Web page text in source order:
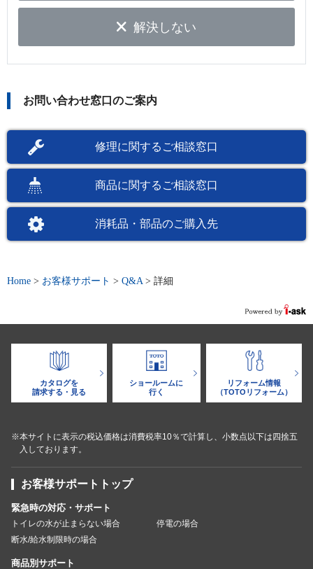
解決しない
お問い合わせ窓口のご案内
修理に関するご相談窓口
商品に関するご相談窓口
消耗品・部品のご購入先
Home > お客様サポート > Q&A > 詳細
カタログを
請求する・見る
ショールームに
行く
リフォーム情報
（TOTOリフォーム）
※本サイトに表示の税込価格は消費税率10％で計算し、小数点以下は四捨五
入しております。
お客様サポートトップ
緊急時の対応・サポート
トイレの水が止まらない場合
停電の場合
断水/給水制限時の場合
商品別サポート